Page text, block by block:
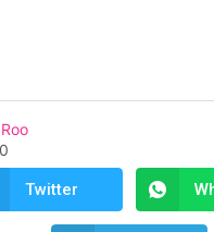
Twitter